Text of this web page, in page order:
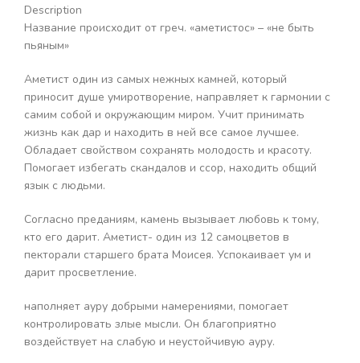
Description
Название происходит от греч. «аметистос» – «не быть
пьяным»
Аметист один из самых нежных камней, который
приносит душе умиротворение, направляет к гармонии с
самим собой и окружающим миром. Учит принимать
жизнь как дар и находить в ней все самое лучшее.
Обладает свойством сохранять молодость и красоту.
Помогает избегать скандалов и ссор, находить общий
язык с людьми.
Согласно преданиям, камень вызывает любовь к тому,
кто его дарит. Аметист- один из 12 самоцветов в
пекторали старшего брата Моисея. Успокаивает ум и
дарит просветление.
наполняет ауру добрыми намерениями, помогает
контролировать злые мысли. Он благоприятно
воздействует на слабую и неустойчивую ауру.